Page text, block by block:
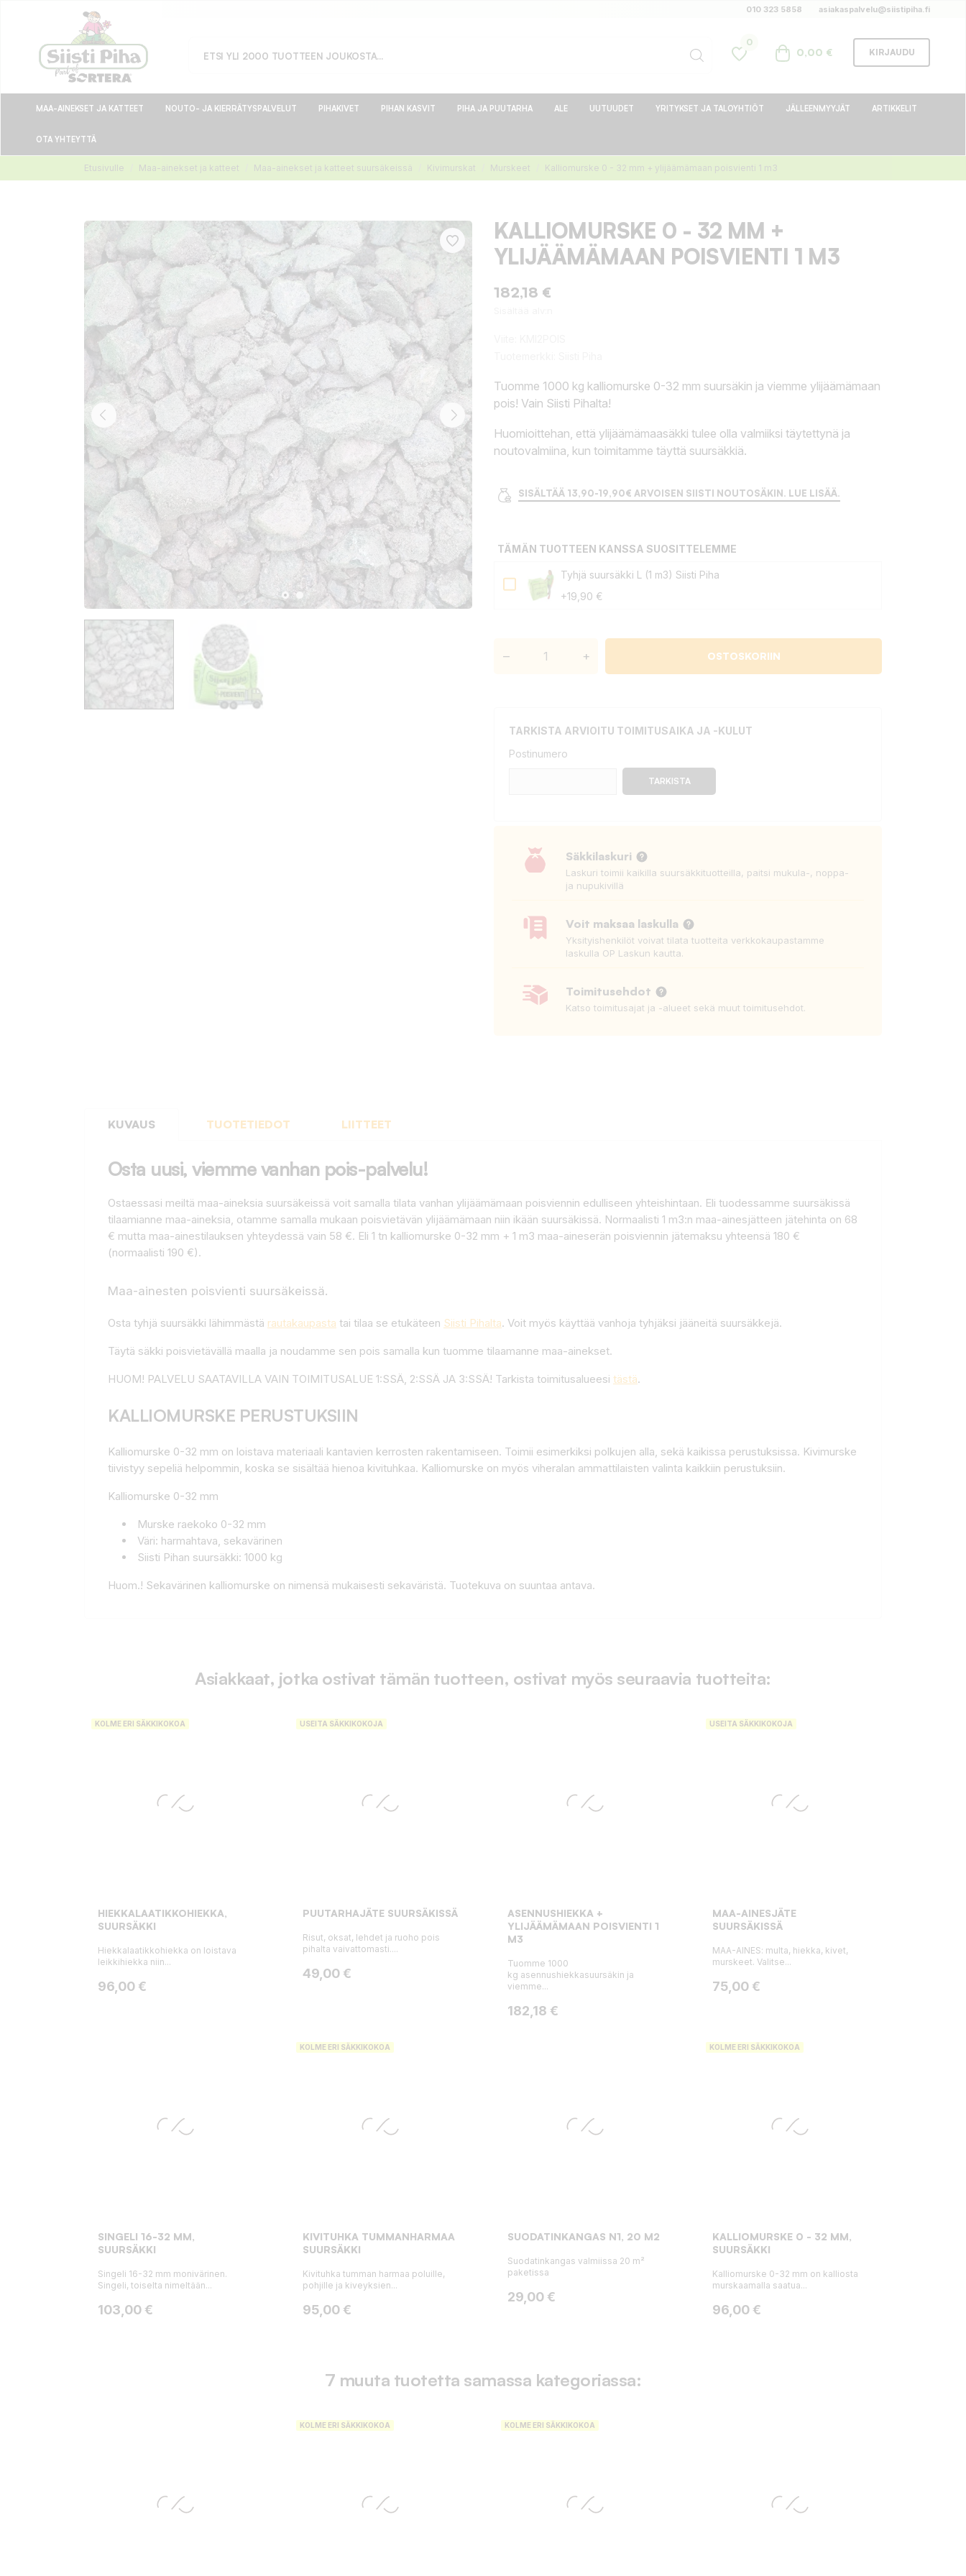
010 323 5858 asiakaspalvelu@siistipiha.fi
0
0,00 € KIRJAUDU
MAA-AINEKSET JA KATTEET NOUTO- JA KIERRÄTYSPALVELUT PIHAKIVET PIHAN KASVIT PIHA JA PUUTARHA ALE UUTUUDET YRITYKSET JA TALOYHTIÖT JÄLLEENMYYJÄT ARTIKKELIT
OTA YHTEYTTÄ
Etusivulle Maa-ainekset ja katteet Maa-ainekset ja katteet suursäkeissä Kivimurskat Murskeet Kalliomurske 0 - 32 mm + ylijäämämaan poisvienti 1 m3
KALLIOMURSKE 0 - 32 MM +
YLIJÄÄMÄMAAN POISVIENTI 1 M3
182,18 €
Tuomme 1000 kg kalliomurske 0-32 mm suursäkin ja viemme ylijäämämaan
pois! Vain Siisti Pihalta!
Huomioittehan, että ylijäämämaasäkki tulee olla valmiiksi täytettynä ja
noutovalmiina, kun toimitamme täyttä suursäkkiä.
SISÄLTÄÄ 13,90-19,90€ ARVOISEN SIISTI NOUTOSÄKIN. LUE LISÄÄ.
TÄMÄN TUOTTEEN KANSSA SUOSITTELEMME
Tyhjä suursäkki L (1 m3) Siisti Piha
+19,90 €
– + OSTOSKORIIN
TARKISTA ARVIOITU TOIMITUSAIKA JA -KULUT
Postinumero
TARKISTA
Säkkilaskuri
Laskuri toimii kaikilla suursäkkituotteilla, paitsi mukula-, noppa-
ja nupukivillä
Voit maksaa laskulla
Yksityishenkilöt voivat tilata tuotteita verkkokaupastamme
laskulla OP Laskun kautta.
Toimitusehdot
Katso toimitusajat ja -alueet sekä muut toimitusehdot.
KUVAUS TUOTETIEDOT LIITTEET
Osta uusi, viemme vanhan pois-palvelu!
Ostaessasi meiltä maa-aineksia suursäkeissä voit samalla tilata vanhan ylijäämämaan poisviennin edulliseen yhteishintaan. Eli tuodessamme suursäkissä
tilaamianne maa-aineksia, otamme samalla mukaan poisvietävän ylijäämämaan niin ikään suursäkissä. Normaalisti 1 m3:n maa-ainesjätteen jätehinta on 68
€ mutta maa-ainestilauksen yhteydessä vain 58 €. Eli 1 tn kalliomurske 0-32 mm + 1 m3 maa-aineserän poisviennin jätemaksu yhteensä 180 €
(normaalisti 190 €).
Maa-ainesten poisvienti suursäkeissä.
Osta tyhjä suursäkki lähimmästä rautakaupasta tai tilaa se etukäteen Siisti Pihalta. Voit myös käyttää vanhoja tyhjäksi jääneitä suursäkkejä.
Täytä säkki poisvietävällä maalla ja noudamme sen pois samalla kun tuomme tilaamanne maa-ainekset.
HUOM! PALVELU SAATAVILLA VAIN TOIMITUSALUE 1:SSÄ, 2:SSÄ JA 3:SSÄ! Tarkista toimitusalueesi tästä.
KALLIOMURSKE PERUSTUKSIIN
Kalliomurske 0-32 mm on loistava materiaali kantavien kerrosten rakentamiseen. Toimii esimerkiksi polkujen alla, sekä kaikissa perustuksissa. Kivimurske
tiivistyy sepeliä helpommin, koska se sisältää hienoa kivituhkaa. Kalliomurske on myös viheralan ammattilaisten valinta kaikkiin perustuksiin.
Kalliomurske 0-32 mm
Murske raekoko 0-32 mm
Väri: harmahtava, sekavärinen
Siisti Pihan suursäkki: 1000 kg
Huom.! Sekavärinen kalliomurske on nimensä mukaisesti sekaväristä. Tuotekuva on suuntaa antava.
Asiakkaat, jotka ostivat tämän tuotteen, ostivat myös seuraavia tuotteita:
KOLME ERI SÄKKIKOKOA
HIEKKALAATIKKOHIEKKA,
SUURSÄKKI
Hiekkalaatikkohiekka on loistava
leikkihiekka niin...
Hinta
96,00 €
USEITA SÄKKIKOKOJA
PUUTARHAJÄTE SUURSÄKISSÄ
Risut, oksat, lehdet ja ruoho pois
pihalta vaivattomasti....
Hinta
49,00 €
ASENNUSHIEKKA +
YLIJÄÄMÄMAAN POISVIENTI 1
M3
Tuomme 1000
kg asennushiekkasuursäkin ja
viemme...
Hinta
182,18 €
USEITA SÄKKIKOKOJA
MAA-AINESJÄTE
SUURSÄKISSÄ
MAA-AINES: multa, hiekka, kivet,
murskeet. Valitse...
Hinta
75,00 €
SINGELI 16-32 MM,
SUURSÄKKI
Singeli 16-32 mm monivärinen.
Singeli, toiselta nimeltään...
Hinta
103,00 €
KOLME ERI SÄKKIKOKOA
KIVITUHKA TUMMANHARMAA
SUURSÄKKI
Kivituhka tumman harmaa poluille,
pohjille ja kiveyksien...
Hinta
95,00 €
SUODATINKANGAS N1, 20 M2
Suodatinkangas valmiissa 20 m²
paketissa
Hinta
29,00 €
KOLME ERI SÄKKIKOKOA
KALLIOMURSKE 0 - 32 MM,
SUURSÄKKI
Kalliomurske 0-32 mm on kalliosta
murskaamalla saatua...
Hinta
96,00 €
7 muuta tuotetta samassa kategoriassa:
KOLME ERI SÄKKIKOKOA KOLME ERI SÄKKIKOKOA